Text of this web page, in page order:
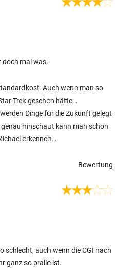
doch mal was.
Auch wenn man so
Trek gesehen hätte…
Dinge für die Zukunft gelegt
hinschaut kann man schon
erkennen…
Bewertung
schlecht, auch wenn die CGI nach
ganz so pralle ist.